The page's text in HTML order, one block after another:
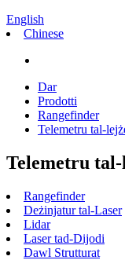
English
Chinese
Dar
Prodotti
Rangefinder
Telemetru tal-
Telemetru
Rangefinder
Deżinjatur tal-Laser
Lidar
Laser tad-Dijodi
Dawl Strutturat